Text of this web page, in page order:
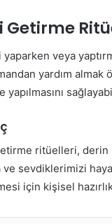
Getirme
yaparken veya
yardım
yapılmasını
ritüelleri, derin
ve sevdiklerimizi
için kişisel